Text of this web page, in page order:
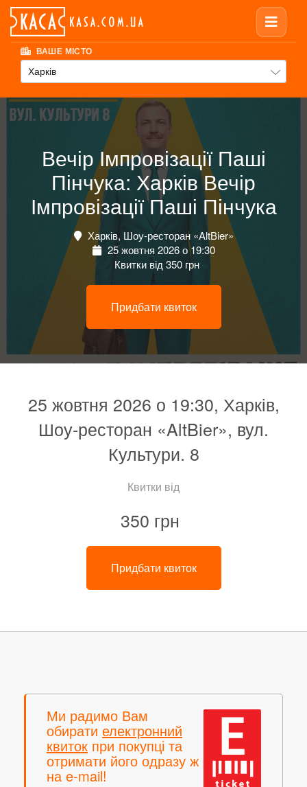
ВАШЕ МІСТО
Харків
Вечір Імпровізації Паші
Пінчука: Харків Вечір
Імпровізації Паші Пінчука
Харків, Шоу-ресторан «AltBier»
25 жовтня 2026 о 19:30
Квитки від 350 грн
Придбати квиток
25 жовтня 2026 о 19:30, Харків,
Шоу-ресторан «AltBier», вул.
Культури. 8
Квитки від
350 грн
Придбати квиток
Ми радимо Вам
обирати електронний
квиток при покупці та
отримати його одразу ж
на e-mail!